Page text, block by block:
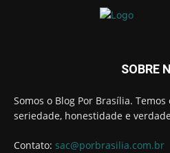
SOBRE
Somos o Blog Por Brasília.
seriedade, honestidade e
Contato: sac@porbrasilia.com.br